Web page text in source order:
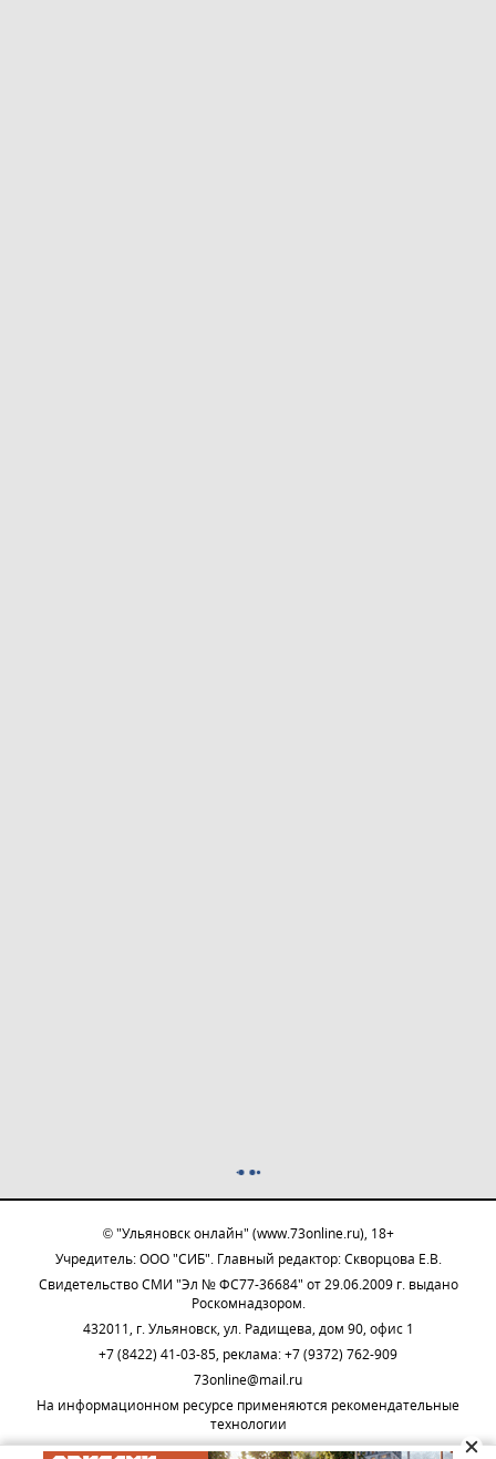
© "Ульяновск онлайн" (www.73online.ru), 18+
Учредитель: ООО "СИБ". Главный редактор: Скворцова Е.В.
Свидетельство СМИ "Эл № ФС77-36684" от 29.06.2009 г. выдано
Роскомнадзором.
432011, г. Ульяновск, ул. Радищева, дом 90, офис 1
+7 (8422) 41-03-85, реклама: +7 (9372) 762-909
73online@mail.ru
На информационном ресурсе применяются рекомендательные
технологии